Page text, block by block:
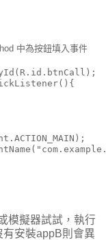
中為按鈕填入事件
模擬器試試，執行
安裝appB則會異